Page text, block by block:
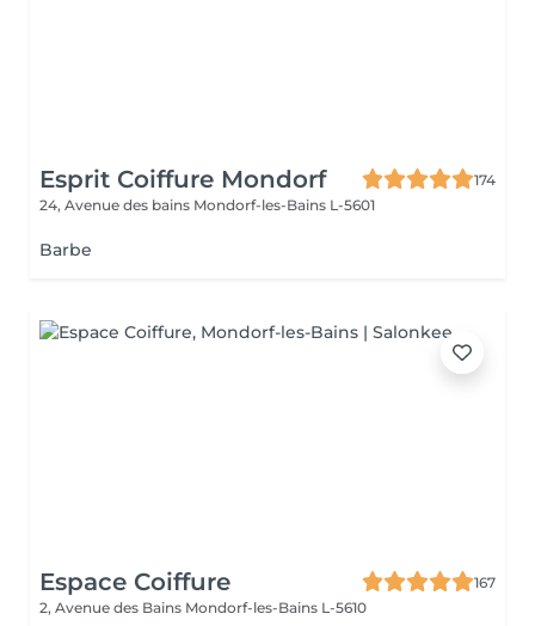
Esprit Coiffure Mondorf
174
24, Avenue des bains Mondorf-les-Bains L-5601
Barbe
Espace Coiffure
167
2, Avenue des Bains Mondorf-les-Bains L-5610